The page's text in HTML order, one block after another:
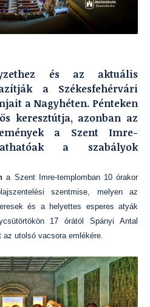
és az aktuális
a Székesfehérvári
a Nagyhéten. Pénteken
keresztútja, azonban az
a Szent Imre-
a szabályok
a Szent Imre-templomban 10 órakor
szentmise, melyen az
és a helyettes esperes atyák
17 órától Spányi Antal
utolsó vacsora emlékére.